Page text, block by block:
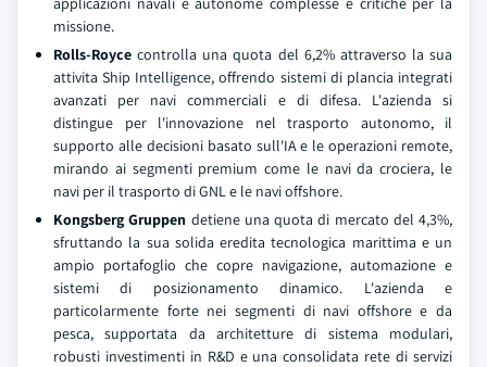
missione.
Rolls-Royce controlla una quota del 6,2% attraverso la sua
attivita Ship Intelligence, offrendo sistemi di plancia integrati
avanzati per navi commerciali e di difesa. L'azienda si
distingue per l'innovazione nel trasporto autonomo, il
supporto alle decisioni basato sull'IA e le operazioni remote,
mirando ai segmenti premium come le navi da crociera, le
navi per il trasporto di GNL e le navi offshore.
Kongsberg Gruppen detiene una quota di mercato del 4,3%,
sfruttando la sua solida eredita tecnologica marittima e un
ampio portafoglio che copre navigazione, automazione e
sistemi di posizionamento dinamico. L'azienda e
particolarmente forte nei segmenti di navi offshore e da
pesca, supportata da architetture di sistema modulari,
robusti investimenti in R&D e una consolidata rete di servizi